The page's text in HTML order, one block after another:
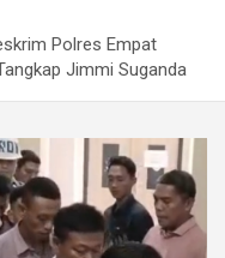
Polres Empat
Jimmi Suganda